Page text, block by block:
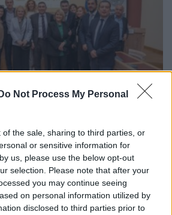
Do Not Process My Personal
of the sale, sharing to third parties, or
or sensitive information for
us, please use the below opt-out
selection. Please note that after your
you may continue seeing
on personal information utilized by
disclosed to third parties prior to
Ένα βιβλίο-λιθαράκι προς τη
Γενοκτονίας παρουσίασε η Ένωση
Ρωμανία»